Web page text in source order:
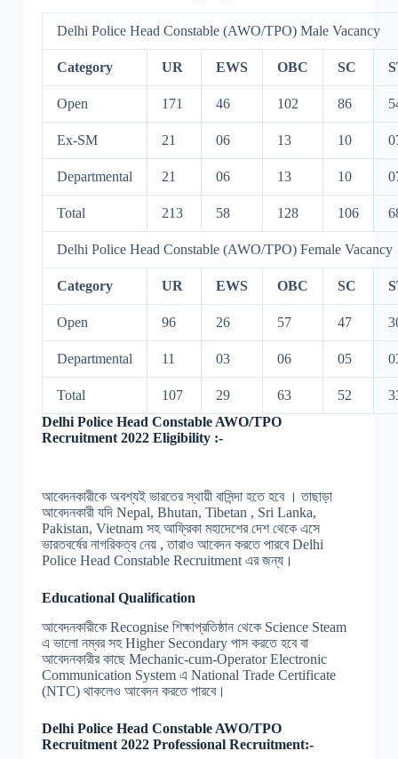
Delhi Police Head Constable (AWO/TPO) Male Vacancy
Category UR EWS OBC SC
Open 171 46 102 86
Ex-SM 21 06 13 10
Departmental 21 06 13 10
Total 213 58 128 106
Delhi Police Head Constable (AWO/TPO) Female Vacancy
Category UR EWS OBC SC
Open 96 26 57 47
Departmental 11 03 06 05
Total 107 29 63 52
Delhi Police Head Constable AWO/TPO
Recruitment 2022 Eligibility :-
আবেদনকারীকে অবশ্যই ভারতের স্থায়ী বাসিন্দা হতে হবে । তাছাড়া
আবেদনকারী যদি Nepal, Bhutan, Tibetan , Sri Lanka,
Pakistan, Vietnam সহ আফ্রিকা মহাদেশের দেশ থেকে এসে
ভারতবর্ষের নাগরিকত্ব নেয় , তারাও আবেদন করতে পারবে Delhi
Police Head Constable Recruitment এর জন্য।
Educational Qualification
আবেদনকারীকে Recognise শিক্ষাপ্রতিষ্ঠান থেকে Science Steam
এ ভালো নম্বর সহ Higher Secondary পাস করতে হবে বা
আবেদনকারীর কাছে Mechanic-cum-Operator Electronic
Communication System এ National Trade Certificate
(NTC) থাকলেও আবেদন করতে পারবে।
Delhi Police Head Constable AWO/TPO
Recruitment 2022 Professional Recruitment:-